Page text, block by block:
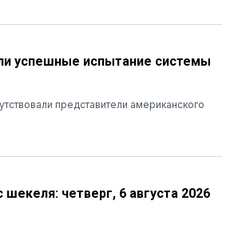
успешные испытание системы
представители американского
шекеля: четверг, 6 августа 2026